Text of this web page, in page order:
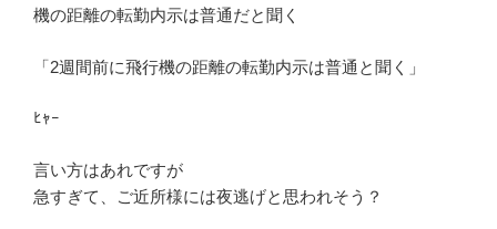
機の距離の転勤内示は普通だと聞く
「2週間前に飛行機の距離の転勤内示は普通と聞く」
ﾋｬｰ
言い方はあれですが
急すぎて、ご近所様には夜逃げと思われそう？